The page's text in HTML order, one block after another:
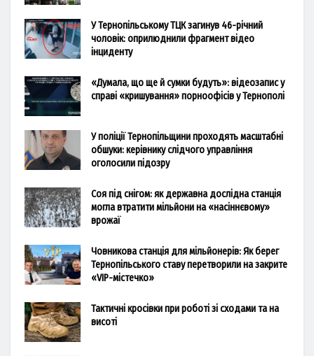
У Тернопільському ТЦК загинув 46-річний
чоловік: оприлюднили фрагмент відео
інциденту
«Думала, що ще й сумки будуть»: відеозапис у
справі «кришування» порноофісів у Тернополі
У поліції Тернопільщини проходять масштабні
обшуки: керівнику слідчого управління
оголосили підозру
Соя під снігом: як державна дослідна станція
могла втратити мільйони на «насіннєвому»
врожаї
Човникова станція для мільйонерів: Як берег
Тернопільського ставу перетворили на закрите
«VIP-містечко»
Тактичні кросівки при роботі зі сходами та на
висоті